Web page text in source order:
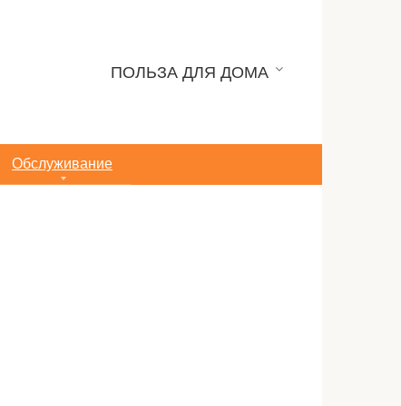
ПОЛЬЗА ДЛЯ ДОМА
Обслуживание